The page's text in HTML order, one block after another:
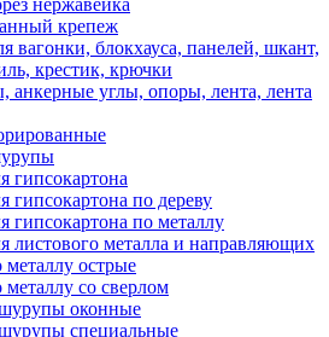
нержавейка
крепеж
вагонки, блокхауса, панелей, шкант,
крестик, крючки
углы, опоры, лента, лента
гипсокартона
гипсокартона по дереву
гипсокартона по металлу
листового металла и направляющих
острые
со сверлом
оконные
специальные